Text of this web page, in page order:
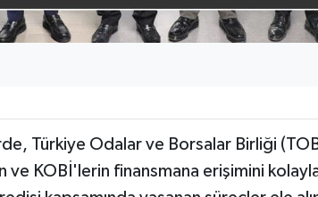
Türkiye Odalar ve Borsalar Birliği
ve KOBİ'lerin finansmana erişimini